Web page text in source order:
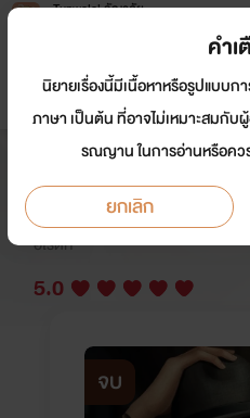
Tunwalai ธัญวลัย
หน้าแรก นิยาย อีบุ๊ก
BAD END ร้ายล่
นักเขียน: โนเนจัง
อีโรติก
5.0
จบ
คำ
นิยายเรื่องนี้มีเนื้อหาหรือรูปแบบก
ภาษา เป็นต้น ที่อาจไม่เหมาะสมกั
รณญาน ในการอ่านหรือคว
ยกเลิก